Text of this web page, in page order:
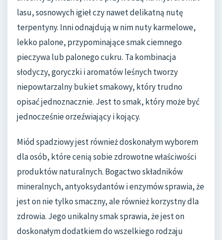
lasu, sosnowych igieł czy nawet delikatną nutę
terpentyny. Inni odnajdują w nim nuty karmelowe,
lekko palone, przypominające smak ciemnego
pieczywa lub palonego cukru. Ta kombinacja
słodyczy, goryczki i aromatów leśnych tworzy
niepowtarzalny bukiet smakowy, który trudno
opisać jednoznacznie. Jest to smak, który może być
jednocześnie orzeźwiający i kojący.
Miód spadziowy jest również doskonałym wyborem
dla osób, które cenią sobie zdrowotne właściwości
produktów naturalnych. Bogactwo składników
mineralnych, antyoksydantów i enzymów sprawia, że
jest on nie tylko smaczny, ale również korzystny dla
zdrowia. Jego unikalny smak sprawia, że jest on
doskonałym dodatkiem do wszelkiego rodzaju